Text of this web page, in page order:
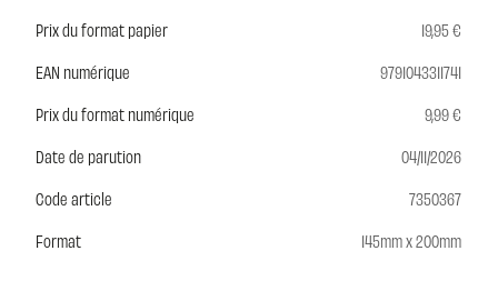
Prix du format papier
19,95 €
EAN numérique
9791043311741
Prix du format numérique
9,99 €
Date de parution
04/11/2026
Code article
7350367
Format
145mm x 200mm